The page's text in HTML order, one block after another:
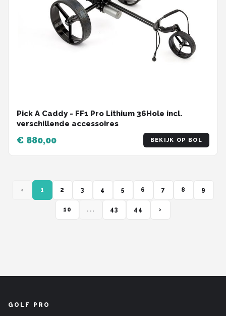
Pick A Caddy - FF1 Pro Lithium 36Hole incl.
verschillende accessoires
€ 880,00 BEKIJK OP BOL
‹ 1 2 3 4 5 6 7 8 9
10 ... 43 44 ›
GOLF PRO